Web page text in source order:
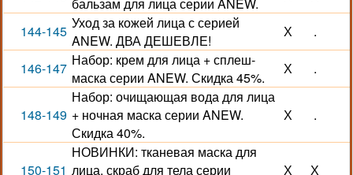
144-145 Уход за кожей лица с серией
ANEW. ДВА ДЕШЕВЛЕ!
Х .
146-147 Набор: крем для лица + сплеш-
маска серии ANEW. Скидка 45%.
Х .
148-149
Набор: очищающая вода для лица
+ ночная маска серии ANEW.
Скидка 40%.
Х .
150-151
НОВИНКИ: тканевая маска для
лица, скраб для тела серии
Х Х